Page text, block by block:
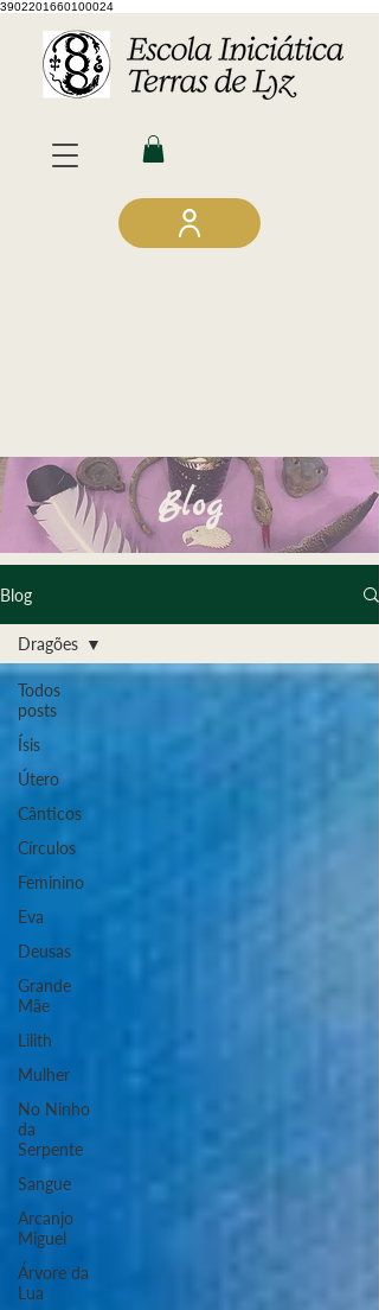
3902201660100024
Blog
Blog
Todos
posts
Ísis
Útero
Cânticos
Círculos
Feminino
Eva
Deusas
Grande
Mãe
Lilith
Mulher
No Ninho
da
Serpente
Sangue
Arcanjo
Miguel
Árvore da
Lua
Dragões